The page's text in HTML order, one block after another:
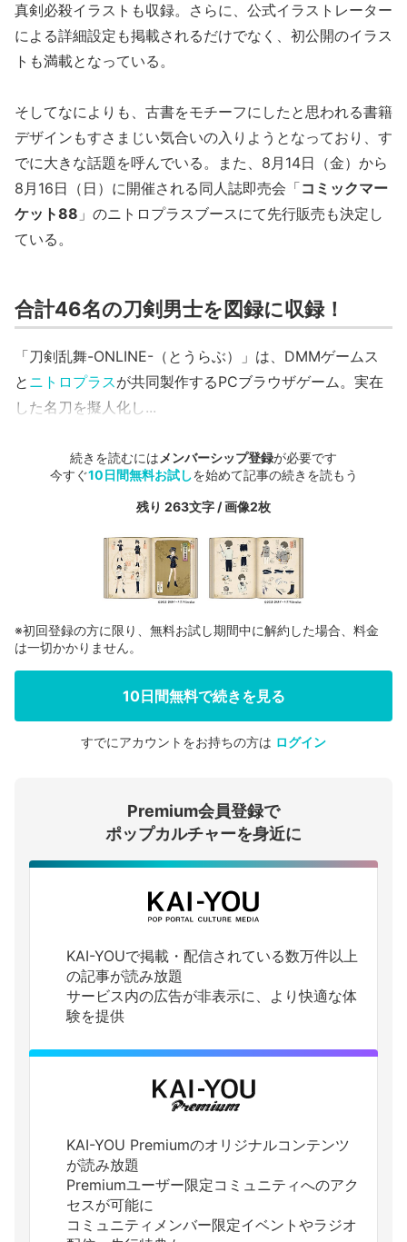
真剣必殺イラストも収録。さらに、公式イラストレーター
による詳細設定も掲載されるだけでなく、初公開のイラス
トも満載となっている。
そしてなによりも、古書をモチーフにしたと思われる書籍
デザインもすさまじい気合いの入りようとなっており、す
でに大きな話題を呼んでいる。また、8月14日（金）から
8月16日（日）に開催される同人誌即売会「コミックマー
ケット88 」のニトロプラスブースにて先行販売も決定し
ている。
合計46名の刀剣男士を図録に収録！
「刀剣乱舞-ONLINE-（とうらぶ）」は、DMMゲームス
と ニトロプラスが共同製作するPCブラウザゲーム。実在
した名刀を擬人化し...
続きを読むには メンバーシップ登録が必要です
今すぐ10日間無料お試しを始めて記事の続きを読もう
残り 263文字 / 画像2枚
会員登録する
ログインする
※初回登録の方に限り、無料お試し期間中に解約した場合、料金
は一切かかりません。
10日間無料で続きを見る
すでにアカウントをお持ちの方は ログイン
Premium会員登録で
ポップカルチャーを身近に
KAI-YOUで掲載・配信されている数万件以上
の記事が読み放題
サービス内の広告が非表示に、より快適な体
験を提供
KAI-YOU Premiumのオリジナルコンテンツ
が読み放題
Premiumユーザー限定コミュニティへのアク
セスが可能に
コミュニティメンバー限定イベントやラジオ